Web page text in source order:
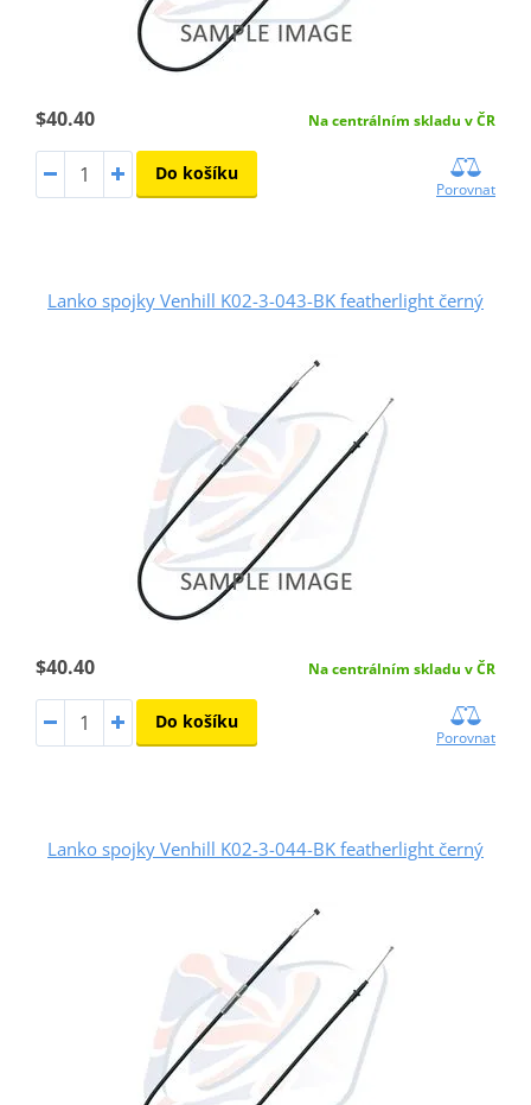
$40.40 Na centrálním skladu v ČR
Do košíku
Porovnat
Lanko spojky Venhill K02-3-043-BK featherlight černý
$40.40 Na centrálním skladu v ČR
Do košíku
Porovnat
Lanko spojky Venhill K02-3-044-BK featherlight černý